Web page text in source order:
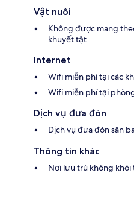
Vật nuôi
Không được mang
khuyết tật
Internet
Wifi miễn phí tại các
Wifi miễn phí tại
Dịch vụ đưa đón
Dịch vụ đưa đón sân
Thông tin khác
Nơi lưu trú không khói